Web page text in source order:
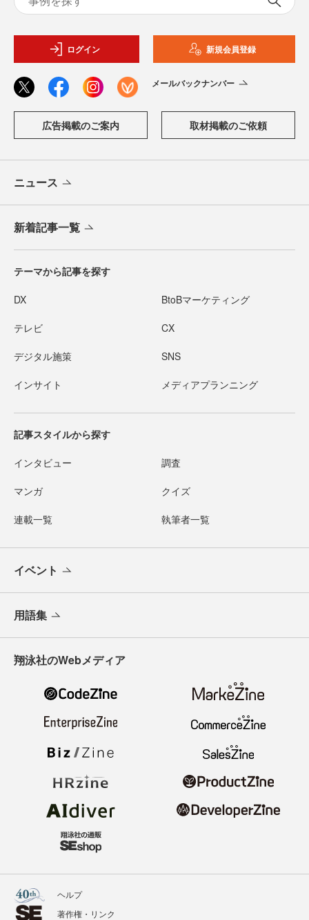
ログイン 新規会員登録
メールバックナンバー
広告掲載のご案内 取材掲載のご依頼
ニュース
新着記事一覧
テーマから記事を探す
DX BtoBマーケティング
テレビ CX
デジタル施策 SNS
インサイト メディアプランニング
記事スタイルから探す
インタビュー 調査
マンガ クイズ
連載一覧 執筆者一覧
イベント
用語集
翔泳社のWebメディア
ヘルプ
著作権・リンク